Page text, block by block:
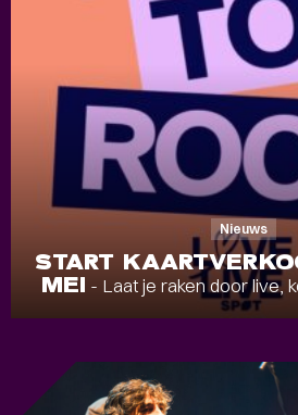
Nieuws
START
MEI - Laat je raken door live,